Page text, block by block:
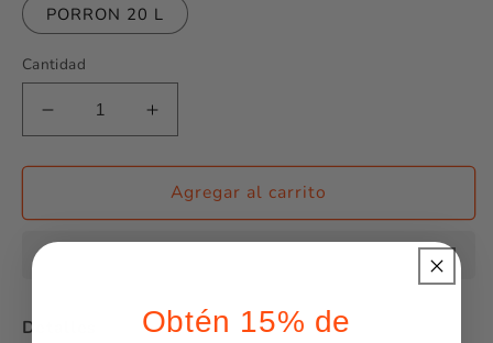
PORRON 20 L
Cantidad
Reducir
cantidad
para
Mecánico
Aumentar
cantidad
para
Solvente
Mecánico
Agregar al carrito
Detalles
Obtén 15% de